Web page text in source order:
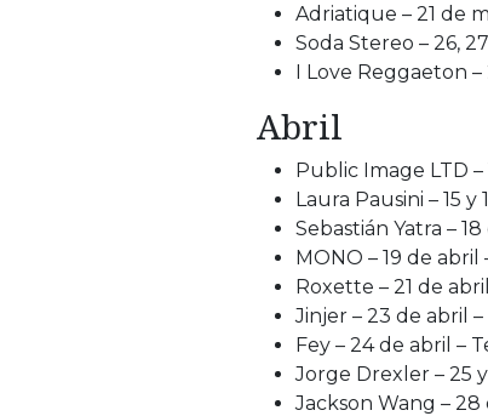
Adriatique – 21 de
Soda Stereo – 26,
I Love Reggaeton –
Abril
Public Image LTD
Laura Pausini – 15
Sebastián Yatra –
MONO – 19 de
Roxette – 21 de
Jinjer – 23 de abril
Fey – 24 de abril –
Jorge Drexler – 25
Jackson Wang –